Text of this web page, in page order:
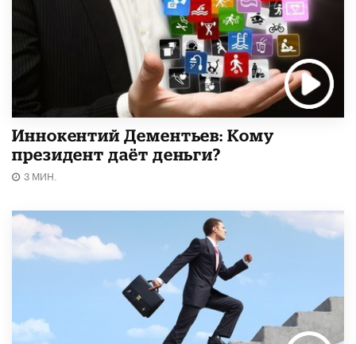
Иннокентий Дементьев: Кому
президент даёт деньги?
3 МИН.